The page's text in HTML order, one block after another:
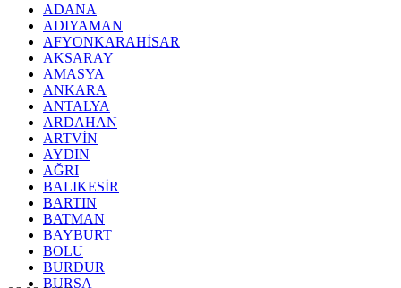
ADANA
ADIYAMAN
AFYONKARAHİSAR
AKSARAY
AMASYA
ANKARA
ANTALYA
ARDAHAN
ARTVİN
AYDIN
AĞRI
BALIKESİR
BARTIN
BATMAN
BAYBURT
BOLU
BURDUR
BURSA